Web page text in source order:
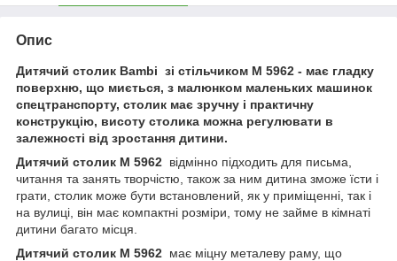
Опис
Дитячий столик Bambi зі стільчиком M 5962 - має гладку
поверхню, що миється, з малюнком маленьких машинок
спецтранспорту, столик має зручну і практичну
конструкцію, висоту столика можна регулювати в
залежності від зростання дитини.
Дитячий столик M 5962 відмінно підходить для письма,
читання та занять творчістю, також за ним дитина зможе їсти і
грати, столик може бути встановлений, як у приміщенні, так і
на вулиці, він має компактні розміри, тому не займе в кімнаті
дитини багато місця.
Дитячий столик M 5962 має міцну металеву раму, що